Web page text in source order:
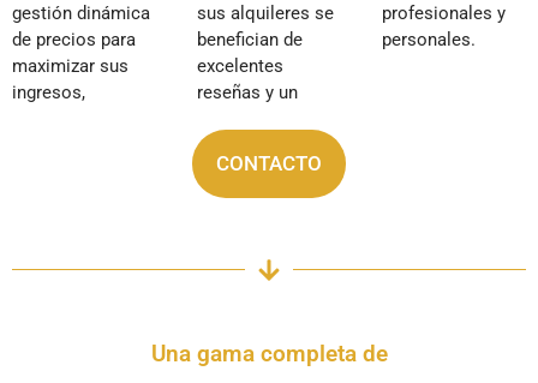
gestión dinámica
de precios para
maximizar sus
ingresos,
sus alquileres se
benefician de
excelentes
reseñas y un
profesionales y
personales.
CONTACTO
Una gama completa de